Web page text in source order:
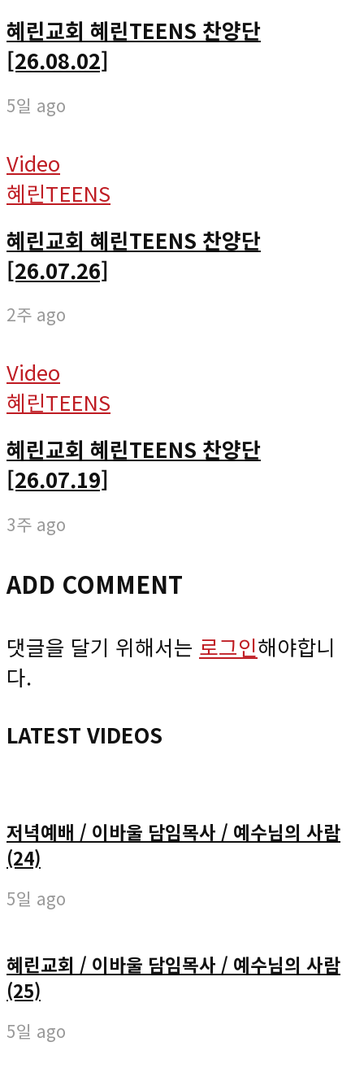
혜린교회 혜린TEENS 찬양단
[26.08.02]
5일 ago
Video
혜린TEENS
혜린교회 혜린TEENS 찬양단
[26.07.26]
2주 ago
Video
혜린TEENS
혜린교회 혜린TEENS 찬양단
[26.07.19]
3주 ago
ADD COMMENT
댓글을 달기 위해서는 로그인해야합니
다.
LATEST VIDEOS
저녁예배 / 이바울 담임목사 / 예수님의 사람
(24)
5일 ago
혜린교회 / 이바울 담임목사 / 예수님의 사람
(25)
5일 ago